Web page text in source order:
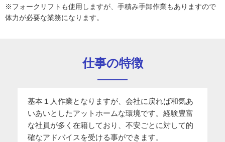
※フォークリフトも使用しますが、手積み手卸作業もありますので
体力が必要な業務になります。
仕事の特徴
基本１人作業となりますが、会社に戻れば和気あ
いあいとしたアットホームな環境です。経験豊富
な社員が多く在籍しており、不安ごとに対して的
確なアドバイスを受ける事ができます。